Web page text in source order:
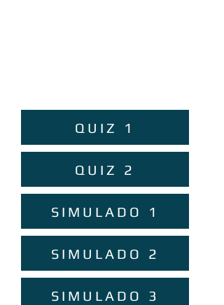
QUIZ 1
QUIZ 2
SIMULADO 1
SIMULADO 2
SIMULADO 3